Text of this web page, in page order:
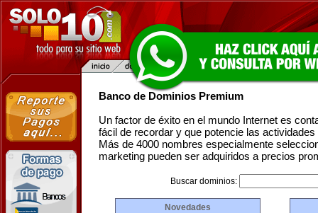
Banco de Dominios Premium
Un factor de éxito en el mundo Internet es
fácil de recordar y que potencie las
Más de 4000 nombres especialmente
marketing pueden ser adquiridos a precios
Buscar dominios:
Novedades